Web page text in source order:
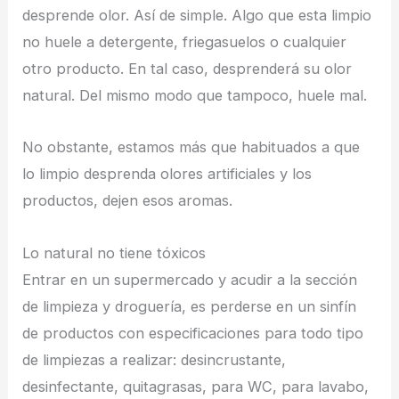
desprende olor. Así de simple. Algo que esta limpio
no huele a detergente, friegasuelos o cualquier
otro producto. En tal caso, desprenderá su olor
natural. Del mismo modo que tampoco, huele mal.
No obstante, estamos más que habituados a que
lo limpio desprenda olores artificiales y los
productos, dejen esos aromas.
Lo natural no tiene tóxicos
Entrar en un supermercado y acudir a la sección
de limpieza y droguería, es perderse en un sinfín
de productos con especificaciones para todo tipo
de limpiezas a realizar: desincrustante,
desinfectante, quitagrasas, para WC, para lavabo,